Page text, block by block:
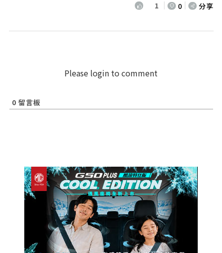
1 0 分享
Please login to comment
0 留言板